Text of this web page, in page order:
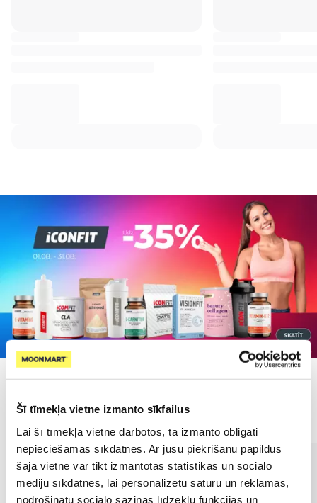
Šī tīmekļa vietne izmanto sīkfailus
Lai šī tīmekļa vietne darbotos, tā izmanto obligāti
nepieciešamās sīkdatnes. Ar jūsu piekrišanu papildus
šajā vietnē var tikt izmantotas statistikas un sociālo
mediju sīkdatnes, lai personalizētu saturu un reklāmas,
nodrošinātu sociālo saziņas līdzekļu funkcijas un